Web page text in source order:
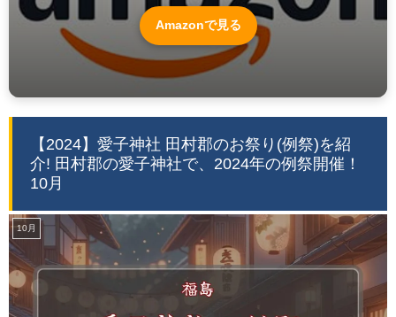
Amazonで見る
【2024】愛子神社 田村郡のお祭り(例祭)を紹
介! 田村郡の愛子神社で、2024年の例祭開催！
10月
10月